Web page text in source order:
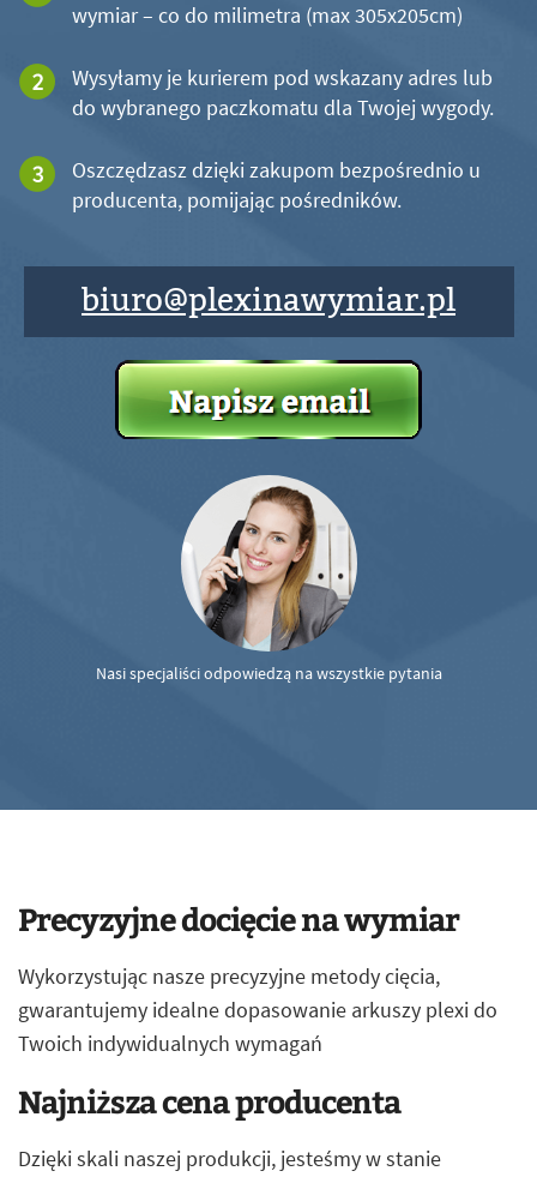
wymiar – co do milimetra (max 305x205cm)
Wysyłamy je kurierem pod wskazany adres lub
do wybranego paczkomatu dla Twojej wygody.
Oszczędzasz dzięki zakupom bezpośrednio u
producenta, pomijając pośredników.
biuro@plexinawymiar.pl
Nasi specjaliści odpowiedzą na wszystkie pytania
Precyzyjne docięcie na wymiar
Wykorzystując nasze precyzyjne metody cięcia,
gwarantujemy idealne dopasowanie arkuszy plexi do
Twoich indywidualnych wymagań
Najniższa cena producenta
Dzięki skali naszej produkcji, jesteśmy w stanie